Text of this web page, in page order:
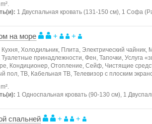
1 Двуспальная кровать (131-150 см), 1 Софа
на море + +
Кухня, Холодильник, Плита, Электрический
принадлежности, Фен, Тапочки, Услуга
Кондиционер, Отопление, Сейф, Чистящие
пол, ТB, Кабельная ТВ, Телевизор с плоским
1 Односпальная кровать (90-130 см), 1
спальней + +